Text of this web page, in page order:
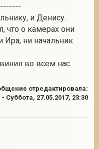
и Денису.
что о камерах они
Ира, ни начальник
во всем нас.
отредактировала:
- Суббота, 27.05.2017, 23:30